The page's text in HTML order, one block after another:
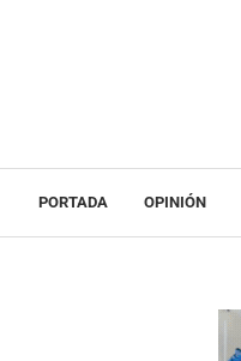
PORTADA OPINIÓN